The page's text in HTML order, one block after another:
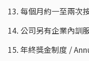
13. 每個月約一至兩次
14. 公司另有企業內
15. 年終獎金制度 /